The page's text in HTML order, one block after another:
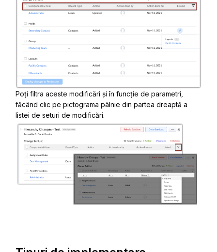
Poți filtra aceste modificări și în funcție de parametri,
făcând clic pe pictograma pâlnie din partea dreaptă a
listei de seturi de modificări.